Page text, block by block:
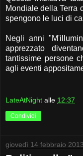
Mondiale della Terra
spengono le luci di
Negli anni
apprezzato
tantissime persone
agli eventi
LateAtNight alle 12:37
Condividi
giovedì 14 febbraio 2013